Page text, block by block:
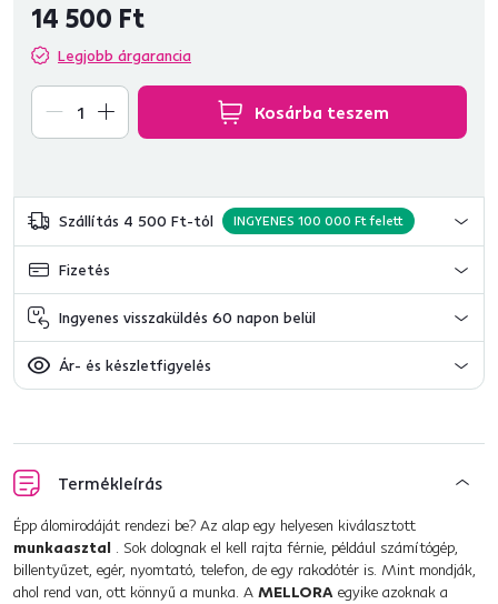
14 500 Ft
Legjobb árgarancia
Kosárba teszem
Szállítás 4 500 Ft-tól INGYENES 100 000 Ft felett
Fizetés
Ingyenes visszaküldés 60 napon belül
Ár- és készletfigyelés
Termékleírás
Épp álomirodáját rendezi be? Az alap egy helyesen kiválasztott
munkaasztal . Sok dolognak el kell rajta férnie, például számítógép,
billentyűzet, egér, nyomtató, telefon, de egy rakodótér is. Mint mondják,
ahol rend van, ott könnyű a munka. A MELLORA egyike azoknak a